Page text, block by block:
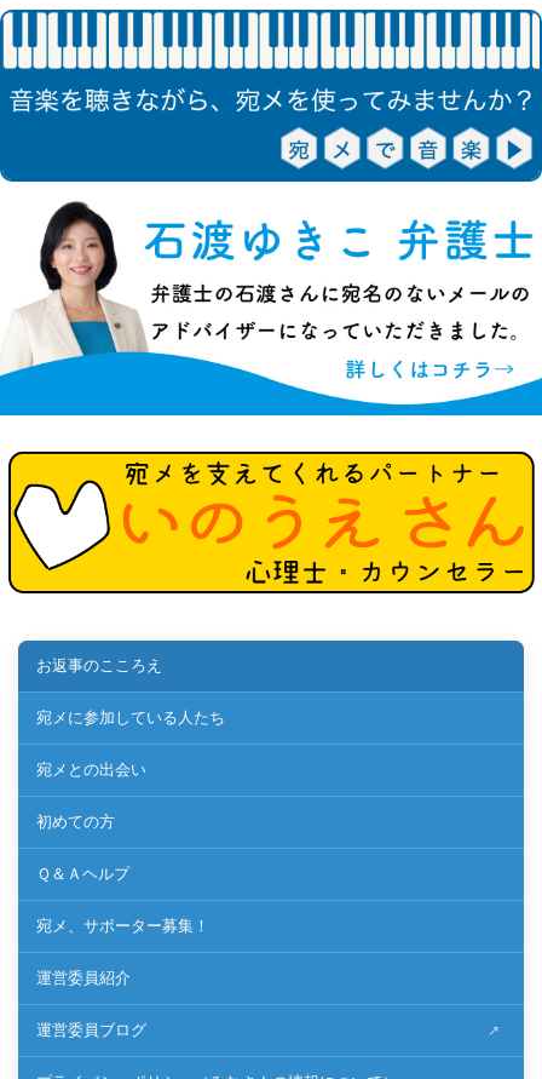
お返事のこころえ
宛メに参加している人たち
宛メとの出会い
初めての方
Ｑ＆Ａヘルプ
宛メ、サポーター募集！
運営委員紹介
運営委員ブログ